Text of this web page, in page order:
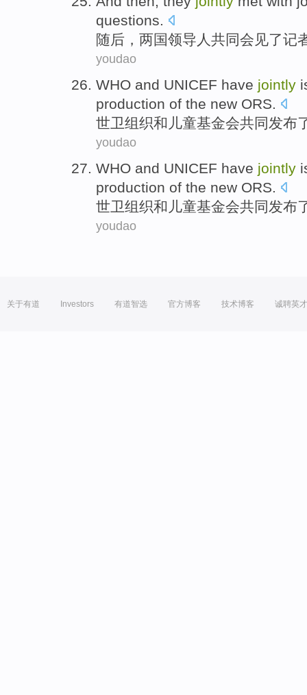
questions.
随后 ，两国领导人 共同会见了记
youdao
WHO and UNICEF have jointly
production of the new ORS.
世卫组织和 儿童基金会共同发布
youdao
WHO and UNICEF have jointly
production of the new ORS.
世卫组织和 儿童基金会共同发布
youdao
关于有道 Investors 有道智选 官方博客 技术博客 诚聘英才